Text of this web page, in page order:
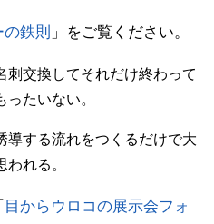
鉄則 」をご覧ください。
刺交換してそれだけ終わって
たいない。
導する流れをつくるだけで大
れる。
目からウロコの展示会フォ